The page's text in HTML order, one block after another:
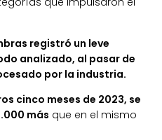
registró un leve
analizado, al pasar de
por la industria.
cinco meses de 2023, se
más que en el mismo